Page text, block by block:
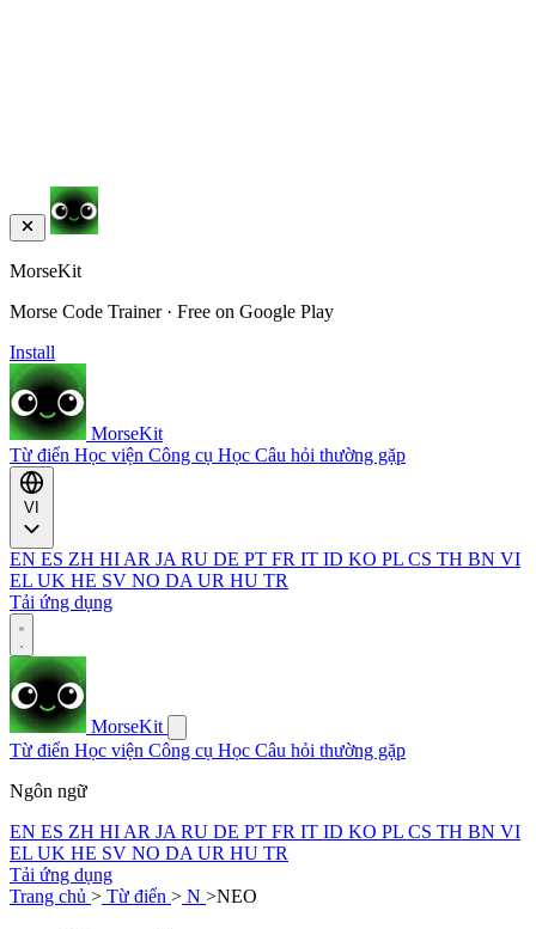
MorseKit
Morse Code Trainer · Free on Google Play
Install
MorseKit
Từ điển Học viện Công cụ Học Câu hỏi thường gặp
EN ES ZH HI AR JA RU DE PT FR IT ID KO PL CS TH BN VI
EL UK HE SV NO DA UR HU TR
Tải ứng dụng
MorseKit
Từ điển Học viện Công cụ Học Câu hỏi thường gặp
Ngôn ngữ
EN ES ZH HI AR JA RU DE PT FR IT ID KO PL CS TH BN VI
EL UK HE SV NO DA UR HU TR
Tải ứng dụng
Trang chủ > Từ điển > N >NEO